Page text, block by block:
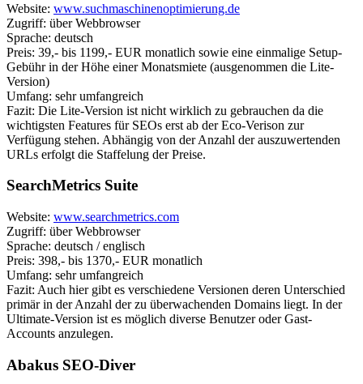
Website: www.suchmaschinenoptimierung.de
Zugriff: über Webbrowser
Sprache: deutsch
Preis: 39,- bis 1199,- EUR monatlich sowie eine einmalige Setup-
Gebühr in der Höhe einer Monatsmiete (ausgenommen die Lite-
Version)
Umfang: sehr umfangreich
Fazit: Die Lite-Version ist nicht wirklich zu gebrauchen da die
wichtigsten Features für SEOs erst ab der Eco-Verison zur
Verfügung stehen. Abhängig von der Anzahl der auszuwertenden
URLs erfolgt die Staffelung der Preise.
SearchMetrics Suite
Website: www.searchmetrics.com
Zugriff: über Webbrowser
Sprache: deutsch / englisch
Preis: 398,- bis 1370,- EUR monatlich
Umfang: sehr umfangreich
Fazit: Auch hier gibt es verschiedene Versionen deren Unterschied
primär in der Anzahl der zu überwachenden Domains liegt. In der
Ultimate-Version ist es möglich diverse Benutzer oder Gast-
Accounts anzulegen.
Abakus SEO-Diver